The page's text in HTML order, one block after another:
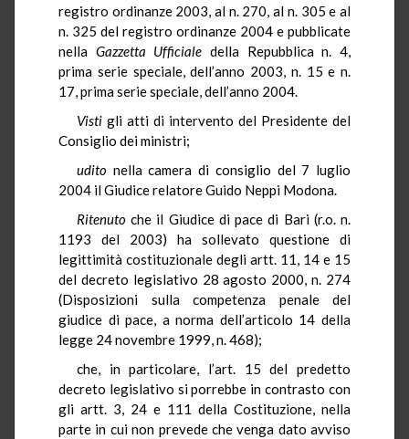
registro ordinanze 2003, al n. 270, al n. 305 e al
n. 325 del registro ordinanze 2004 e pubblicate
nella Gazzetta Ufficiale della Repubblica n. 4,
prima serie speciale, dell’anno 2003, n. 15 e n.
17, prima serie speciale, dell’anno 2004.
Visti gli atti di intervento del Presidente del
Consiglio dei ministri;
udito nella camera di consiglio del 7 luglio
2004 il Giudice relatore Guido Neppi Modona.
Ritenutoche il Giudice di pace di Bari (r.o. n.
1193 del 2003) ha sollevato questione di
legittimità costituzionale degli artt. 11, 14 e 15
del decreto legislativo 28 agosto 2000, n. 274
(Disposizioni sulla competenza penale del
giudice di pace, a norma dell’articolo 14 della
legge 24 novembre 1999, n. 468);
che, in particolare, l’art. 15 del predetto
decreto legislativo si porrebbe in contrasto con
gli artt. 3, 24 e 111 della Costituzione, nella
parte in cui non prevede che venga dato avviso